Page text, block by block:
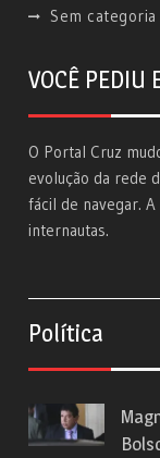
Sem categoria
VOCÊ PEDIU
O Portal Cruz
evolução da rede
fácil de navegar.
internautas.
Política